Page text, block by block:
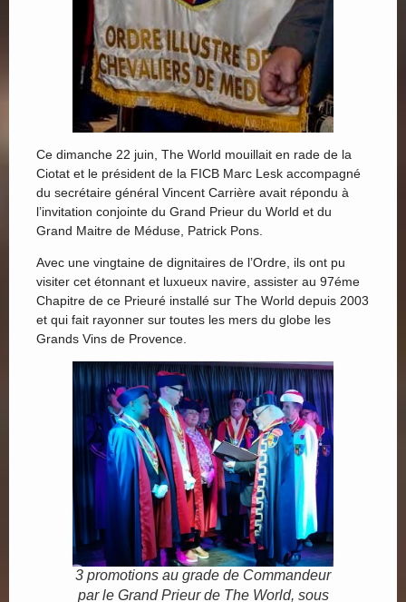
Ce dimanche 22 juin, The World mouillait en rade de la
Ciotat et le président de la FICB Marc Lesk accompagné
du secrétaire général Vincent Carrière avait répondu à
l’invitation conjointe du Grand Prieur du World et du
Grand Maitre de Méduse, Patrick Pons.
Avec une vingtaine de dignitaires de l’Ordre, ils ont pu
visiter cet étonnant et luxueux navire, assister au 97éme
Chapitre de ce Prieuré installé sur The World depuis 2003
et qui fait rayonner sur toutes les mers du globe les
Grands Vins de Provence.
3 promotions au grade de Commandeur
par le Grand Prieur de The World, sous